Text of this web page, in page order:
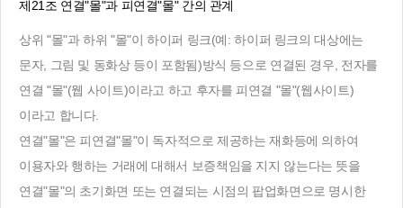
제21조 연결"몰"과 피연결"몰" 간의 관계
상위 "몰"과 하위 "몰"이 하이퍼 링크(예: 하이퍼 링크의 대상에는
문자, 그림 및 동화상 등이 포함됨)방식 등으로 연결된 경우, 전자를
연결 "몰"(웹 사이트)이라고 하고 후자를 피연결 "몰"(웹사이트)
이라고 합니다.
연결"몰"은 피연결"몰"이 독자적으로 제공하는 재화등에 의하여
이용자와 행하는 거래에 대해서 보증책임을 지지 않는다는 뜻을
연결"몰"의 초기화면 또는 연결되는 시점의 팝업화면으로 명시한